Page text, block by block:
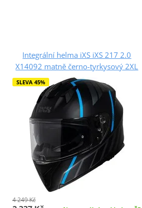
Integrální helma iXS iXS 217 2.0
X14092 matně černo-tyrkysový 2XL
SLEVA 45%
4 249 Kč